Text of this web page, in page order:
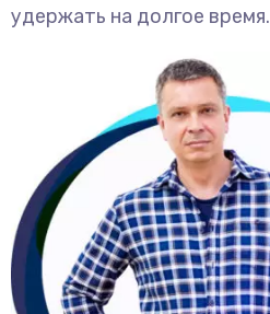
удержать на долгое время.